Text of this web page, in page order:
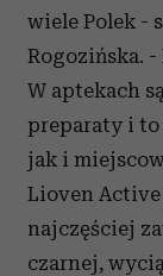
wiele Polek -
Rogozińska.
W aptekach
preparaty i to
jak i
Lioven Active
najczęściej
czarnej,